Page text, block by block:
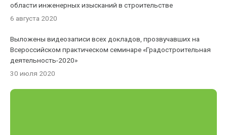
области инженерных изысканий в строительстве
6 августа 2020
Выложены видеозаписи всех докладов, прозвучавших на
Всероссийском практическом семинаре «Градостроительная
деятельность-2020»
30 июля 2020